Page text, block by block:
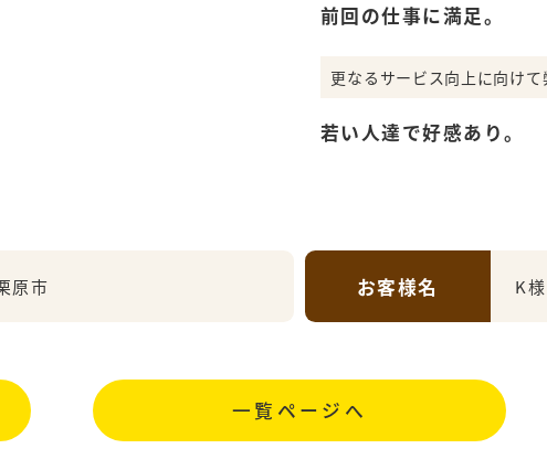
前回の仕事に満足。
更なるサービス向上に向け
若い人達で好感あり。
原市 お客様名 K様
一覧ページへ